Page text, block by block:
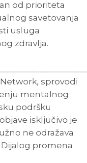
od prioriteta
savetovanja
usluga
zdravlja.
sprovodi
mentalnog
podršku
isključivo je
ne odražava
Dijalog promena